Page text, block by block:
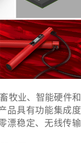
牧业、智能硬件和
品具有功能集成度
漂稳定、无线传输